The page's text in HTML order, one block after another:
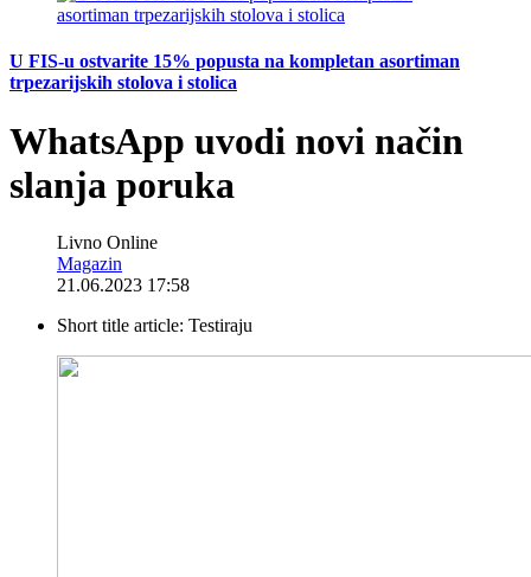
U FIS-u ostvarite 15% popusta na kompletan asortiman
trpezarijskih stolova i stolica
WhatsApp uvodi novi način
slanja poruka
Livno Online
Magazin
21.06.2023 17:58
Short title article: Testiraju